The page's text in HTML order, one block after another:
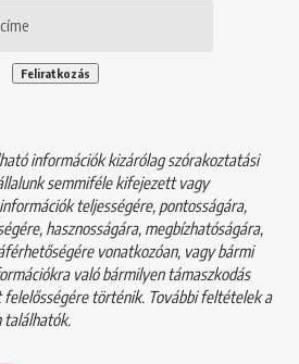
információk kizárólag szórakoztatási
semmiféle kifejezett vagy
teljességére, pontosságára,
hasznosságára, megbízhatóságára,
vonatkozóan, vagy bármi
való bármilyen támaszkodás
felelősségére történik. További feltételek a
találhatók.